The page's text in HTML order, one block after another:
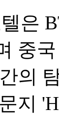
은
중
의
지